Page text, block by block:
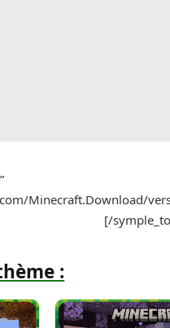
Minecraft.Download/
[/
: